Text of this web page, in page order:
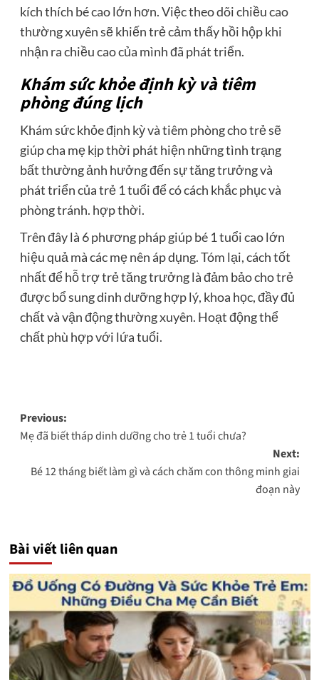
kích thích bé cao lớn hơn. Việc theo dõi chiều cao
thường xuyên sẽ khiến trẻ cảm thấy hồi hộp khi
nhận ra chiều cao của mình đã phát triển.
Khám sức khỏe định kỳ và tiêm
phòng đúng lịch
Khám sức khỏe định kỳ và tiêm phòng cho trẻ sẽ
giúp cha mẹ kịp thời phát hiện những tình trạng
bất thường ảnh hưởng đến sự tăng trưởng và
phát triển của trẻ 1 tuổi để có cách khắc phục và
phòng tránh. hợp thời.
Trên đây là 6 phương pháp giúp bé 1 tuổi cao lớn
hiệu quả mà các mẹ nên áp dụng. Tóm lại, cách tốt
nhất để hỗ trợ trẻ tăng trưởng là đảm bảo cho trẻ
được bổ sung dinh dưỡng hợp lý, khoa học, đầy đủ
chất và vận động thường xuyên. Hoạt động thể
chất phù hợp với lứa tuổi.
Post
navigation
Previous:
Mẹ đã biết tháp dinh dưỡng cho trẻ 1 tuổi chưa?
Next:
Bé 12 tháng biết làm gì và cách chăm con thông minh giai
đoạn này
Bài viết liên quan